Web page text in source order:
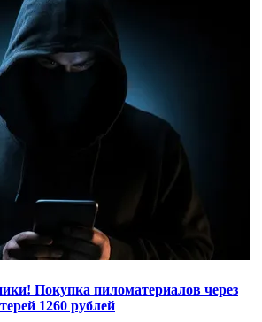
Покупка пиломатериалов через
1260 рублей